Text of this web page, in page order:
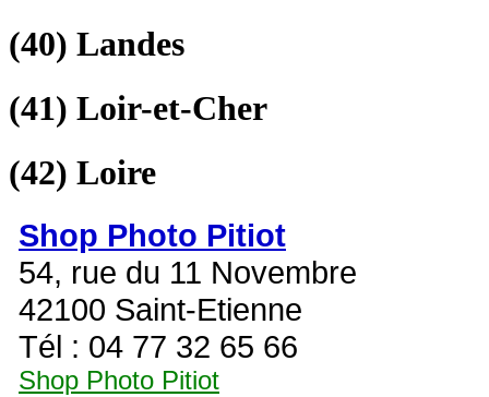
(40) Landes
(41) Loir-et-Cher
(42) Loire
Shop Photo Pitiot
54, rue du 11 Novembre
42100 Saint-Etienne
Tél : 04 77 32 65 66
Shop Photo Pitiot